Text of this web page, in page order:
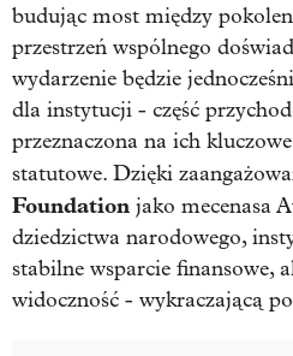
budując most między
przestrzeń wspólnego
wydarzenie będzie
dla instytucji - część
przeznaczona na ich
statutowe. Dzięki
Foundation jako mecenasa
dziedzictwa narodowego,
stabilne wsparcie finansowe,
widoczność - wykraczającą